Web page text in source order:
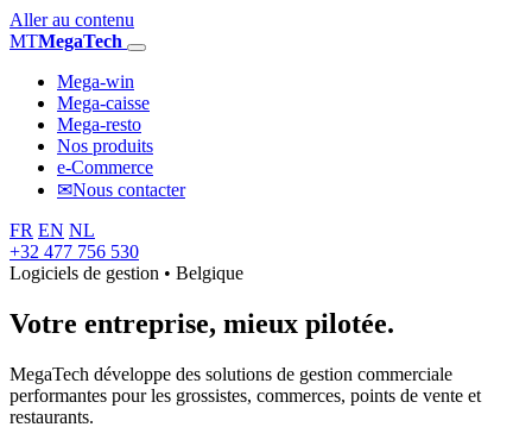
Aller au contenu
MTMegaTech
Mega-win
Mega-caisse
Mega-resto
Nos produits
e-Commerce
✉Nous contacter
FR EN NL
+32 477 756 530
Logiciels de gestion • Belgique
Votre entreprise, mieux pilotée.
MegaTech développe des solutions de gestion commerciale
performantes pour les grossistes, commerces, points de vente et
restaurants.